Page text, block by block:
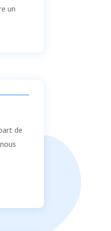
un
de